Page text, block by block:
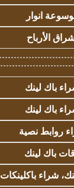
انوار
الأرباح
باك لينك
باك لينك
روابط نصية
باك لينك
شراء باكلينكات